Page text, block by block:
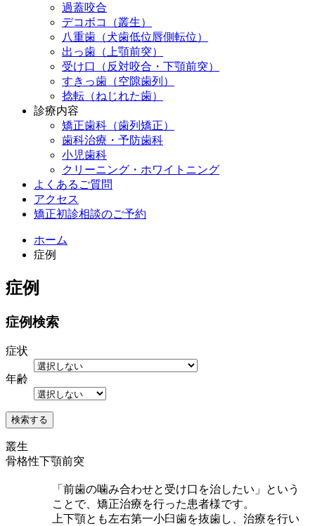
過蓋咬合
デコボコ（叢生）
八重歯（犬歯低位唇側転位）
出っ歯（上顎前突）
受け口（反対咬合・下顎前突）
すきっ歯（空隙歯列）
捻転（ねじれた歯）
診療内容
矯正歯科（歯列矯正）
歯科治療・予防歯科
小児歯科
クリーニング・ホワイトニング
よくあるご質問
アクセス
矯正初診相談のご予約
ホーム
症例
症例
症例検索
症状
年齢
叢生
骨格性下顎前突
「前歯の噛み合わせと受け口を治したい」という
ことで、矯正治療を行った患者様です。
上下顎とも左右第一小臼歯を抜歯し、治療を行い